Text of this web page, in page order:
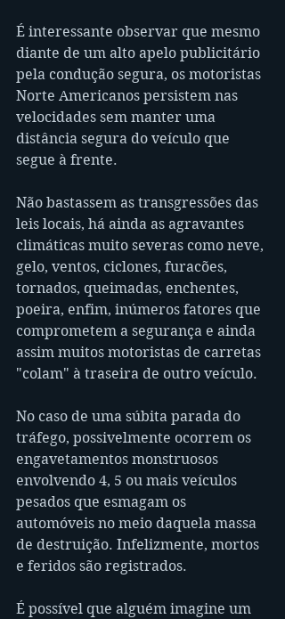
É interessante observar que mesmo
diante de um alto apelo publicitário
pela condução segura, os motoristas
Norte Americanos persistem nas
velocidades sem manter uma
distância segura do veículo que
segue à frente.
Não bastassem as transgressões das
leis locais, há ainda as agravantes
climáticas muito severas como neve,
gelo, ventos, ciclones, furacões,
tornados, queimadas, enchentes,
poeira, enfim, inúmeros fatores que
comprometem a segurança e ainda
assim muitos motoristas de carretas
"colam" à traseira de outro veículo.
No caso de uma súbita parada do
tráfego, possivelmente ocorrem os
engavetamentos monstruosos
envolvendo 4, 5 ou mais veículos
pesados que esmagam os
automóveis no meio daquela massa
de destruição. Infelizmente, mortos
e feridos são registrados.
É possível que alguém imagine um